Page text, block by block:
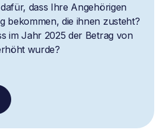
dass Ihre Angehörigen
bekommen, die ihnen zusteht?
im Jahr 2025 der Betrag von
wurde?